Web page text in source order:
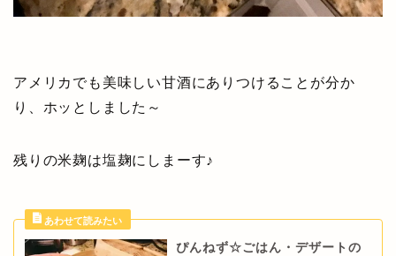
アメリカでも美味しい甘酒にありつけることが分か
り、ホッとしました～
残りの米麹は塩麹にしまーす♪
ぴんねず☆ごはん・デザートの